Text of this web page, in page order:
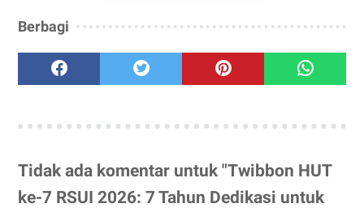
Berbagi
Tidak ada komentar untuk "Twibbon HUT
ke-7 RSUI 2026: 7 Tahun Dedikasi untuk